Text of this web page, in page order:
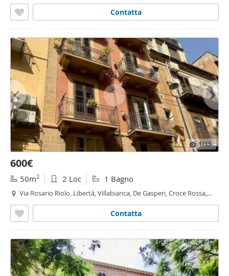
Contatta
1/15
600€
50m2 2 Loc 1 Bagno
Via Rosario Riolo, Libertà, Villabianca, De Gasperi, Croce Rossa,
Contatta